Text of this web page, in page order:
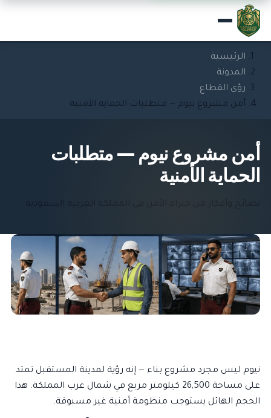
الرئيسية
المدونة
رؤى القطاع
أمن مشروع نيوم — متطلبات الحماية الأمنية
أمن مشروع نيوم — متطلبات
الحماية الأمنية
نيوم ليس مجرد مشروع بناء — إنه رؤية لمدينة المستقبل تمتد
على مساحة 26,500 كيلومتر مربع في شمال غرب المملكة. هذا
الحجم الهائل يستوجب منظومة أمنية غير مسبوقة.